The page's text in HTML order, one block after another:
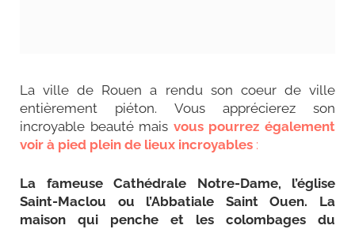
La ville de Rouen a rendu son coeur de ville
entièrement piéton. Vous apprécierez son
incroyable beauté mais vous pourrez également
voir à pied plein de lieux incroyables :
La fameuse Cathédrale Notre-Dame, l’église
Saint-Maclou ou l’Abbatiale Saint Ouen. La
maison qui penche et les colombages du